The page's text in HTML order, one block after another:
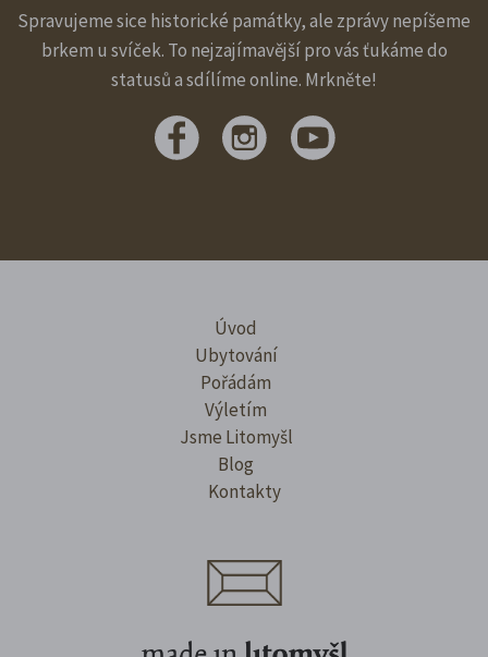
Spravujeme sice historické památky, ale zprávy nepíšeme
brkem u svíček. To nejzajímavější pro vás ťukáme do
statusů a sdílíme online. Mrkněte!
Úvod
Ubytování
Pořádám
Výletím
Jsme Litomyšl
Blog
Kontakty